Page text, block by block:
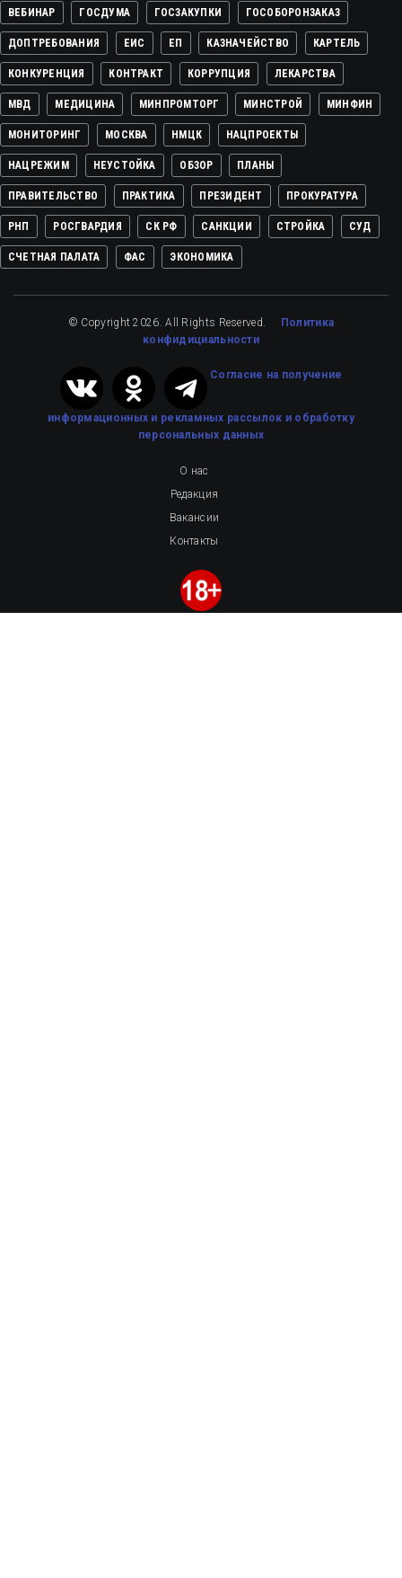
ВЕБИНАР ГОСДУМА ГОСЗАКУПКИ ГОСОБОРОНЗАКАЗ
ДОПТРЕБОВАНИЯ ЕИС ЕП КАЗНАЧЕЙСТВО КАРТЕЛЬ
КОНКУРЕНЦИЯ КОНТРАКТ КОРРУПЦИЯ ЛЕКАРСТВА
МВД МЕДИЦИНА МИНПРОМТОРГ МИНСТРОЙ МИНФИН
МОНИТОРИНГ МОСКВА НМЦК НАЦПРОЕКТЫ
НАЦРЕЖИМ НЕУСТОЙКА ОБЗОР ПЛАНЫ
ПРАВИТЕЛЬСТВО ПРАКТИКА ПРЕЗИДЕНТ ПРОКУРАТУРА
РНП РОСГВАРДИЯ СК РФ САНКЦИИ СТРОЙКА СУД
СЧЕТНАЯ ПАЛАТА ФАС ЭКОНОМИКА
© Copyright 2026. All Rights Reserved. Политика
конфидициальности
Cогласие на получение
информационных и рекламных рассылок и обработку
персональных данных
О нас
Редакция
Вакансии
Контакты